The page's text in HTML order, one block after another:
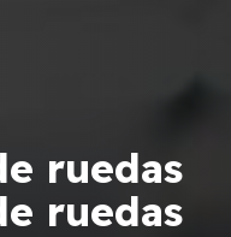
ruedas
ruedas